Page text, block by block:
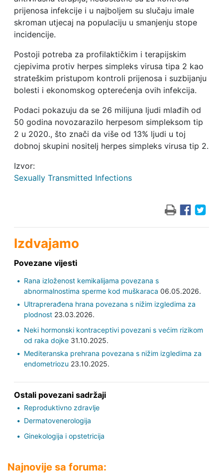
prijenosa infekcije i u najboljem su slučaju imale
skroman utjecaj na populaciju u smanjenju stope
incidencije.
Postoji potreba za profilaktičkim i terapijskim
cjepivima protiv herpes simpleks virusa tipa 2 kao
strateškim pristupom kontroli prijenosa i suzbijanju
bolesti i ekonomskog opterećenja ovih infekcija.
Podaci pokazuju da se 26 milijuna ljudi mlađih od
50 godina novozarazilo herpesom simpleksom tip
2 u 2020., što znači da više od 13% ljudi u toj
dobnoj skupini nositelj herpes simpleks virusa tip 2.
Izvor:
Sexually Transmitted Infections
Izdvajamo
Povezane vijesti
Rana izloženost kemikalijama povezana s
abnormalnostima sperme kod muškaraca 06.05.2026.
Ultraprerađena hrana povezana s nižim izgledima za
plodnost23.03.2026.
Neki hormonski kontraceptivi povezani s većim rizikom
od raka dojke31.10.2025.
Mediteranska prehrana povezana s nižim izgledima za
endometriozu 23.10.2025.
Ostali povezani sadržaji
Reproduktivno zdravlje
Dermatovenerologija
Ginekologija i opstetricija
Najnovije sa foruma: